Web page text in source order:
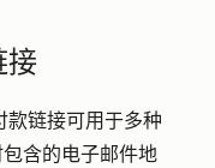
接
款链接可用于多种
含的电子邮件地